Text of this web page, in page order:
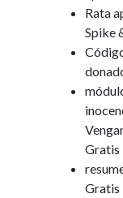
Rata
Spike
Gratis
Gratis